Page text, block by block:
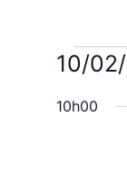
10/
une
date.
10h00